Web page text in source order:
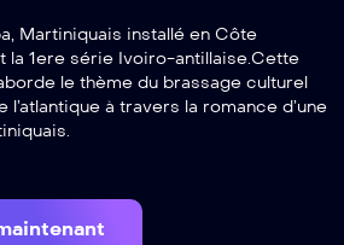
Martiniquais installé en Côte
la 1ere série Ivoiro-antillaise.Cette
le thème du brassage culturel
à travers la romance d’une